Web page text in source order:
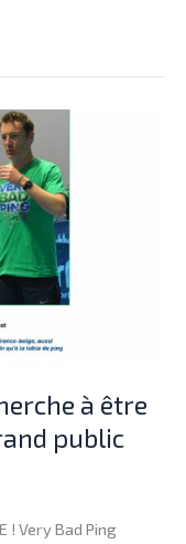
à être
public
! Very Bad Ping